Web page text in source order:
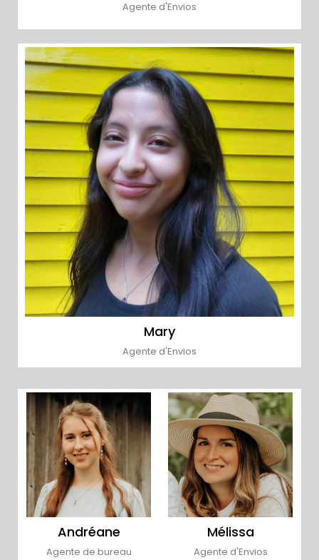
Agente d'Envios
Mary
Agente d'Envios
Andréane
Agente de bureau
Mélissa
Agente d'Envios